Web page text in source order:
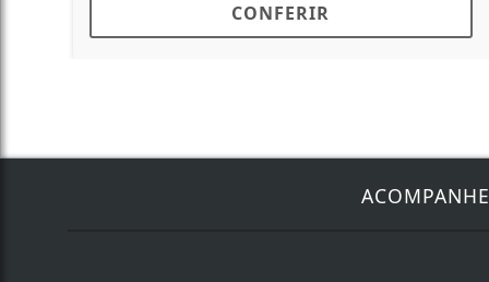
CONFERIR
ACOMPANHE